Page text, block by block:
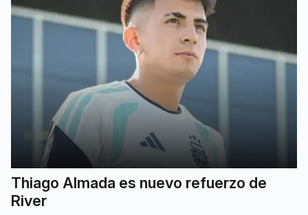
Thiago Almada es nuevo refuerzo de
River